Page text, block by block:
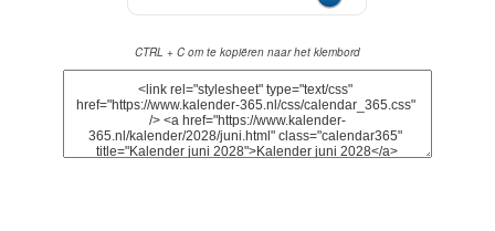
CTRL + C om te kopiëren naar het klembord